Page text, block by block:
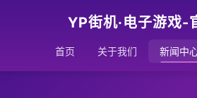
YP街机·电子游戏-
首页 关于我们 新闻中